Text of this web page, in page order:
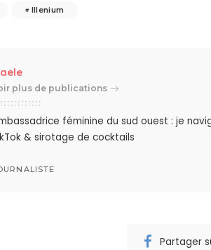
Illenium
plus de publications
féminine du sud ouest : je
& sirotage de cocktails
Partager